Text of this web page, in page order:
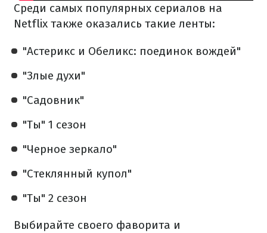
Среди самых популярных сериалов на
Netflix также оказались такие ленты:
"Астерикс и Обеликс: поединок вождей"
"Злые духи"
"Садовник"
"Ты" 1 сезон
"Черное зеркало"
"Стеклянный купол"
"Ты" 2 сезон
Выбирайте своего фаворита и